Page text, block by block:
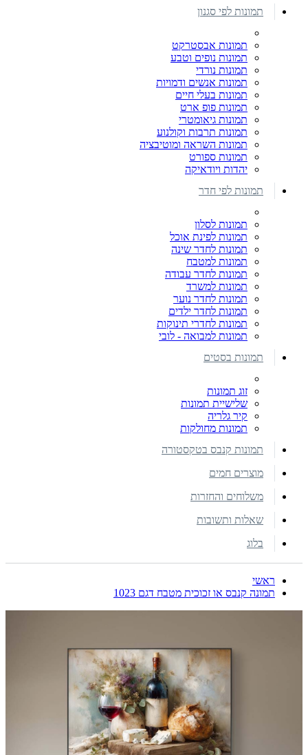
תמונות לפי סגנון
תמונות אבסטרקט
תמונות נופים וטבע
תמונות נורדי
תמונות אנשים ודמויות
תמונות בעלי חיים
תמונות פופ ארט
תמונות גיאומטרי
תמונות תרבות וקולנוע
תמונות השראה ומוטיבציה
תמונות ספורט
יהדות ויודאיקה
תמונות לפי חדר
תמונות לסלון
תמונות לפינת אוכל
תמונות לחדר שינה
תמונות למטבח
תמונות לחדר עבודה
תמונות למשרד
תמונות לחדר נוער
תמונות לחדר ילדים
תמונות לחדרי תינוקות
תמונות למבואה - לובי
תמונות בסטים
זוג תמונות
שלישיית תמונות
קיר גלריה
תמונות מחולקות
תמונות קנבס בטקסטורה
מוצרים חמים
משלוחים והחזרות
שאלות ותשובות
בלוג
ראשי
תמונה קנבס או זכוכית מטבח דגם 1023